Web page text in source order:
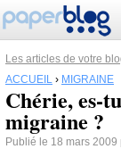
Les articles de votre
ACCUEIL › MIGRAINE
Chérie, es-
migraine ?
Publié le 18 mars 2009